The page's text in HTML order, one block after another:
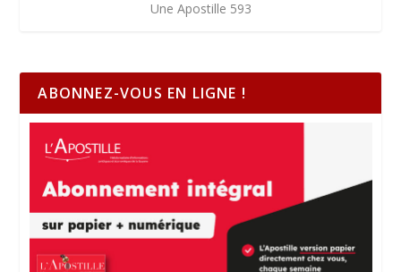
Une Apostille 593
ABONNEZ-VOUS EN LIGNE !